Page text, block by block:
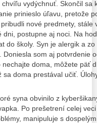
vydýchnuť. Skončil sa
prinieslo úľavu, pretože
nové predmety, stále
postupne aj noci. Na
do školy. Syn je alergik a
som aj potvrdenie
doma, môžete päť
doma prestával učiť.
syna obvinilo z
Po prešetrení celej
manipuluje s